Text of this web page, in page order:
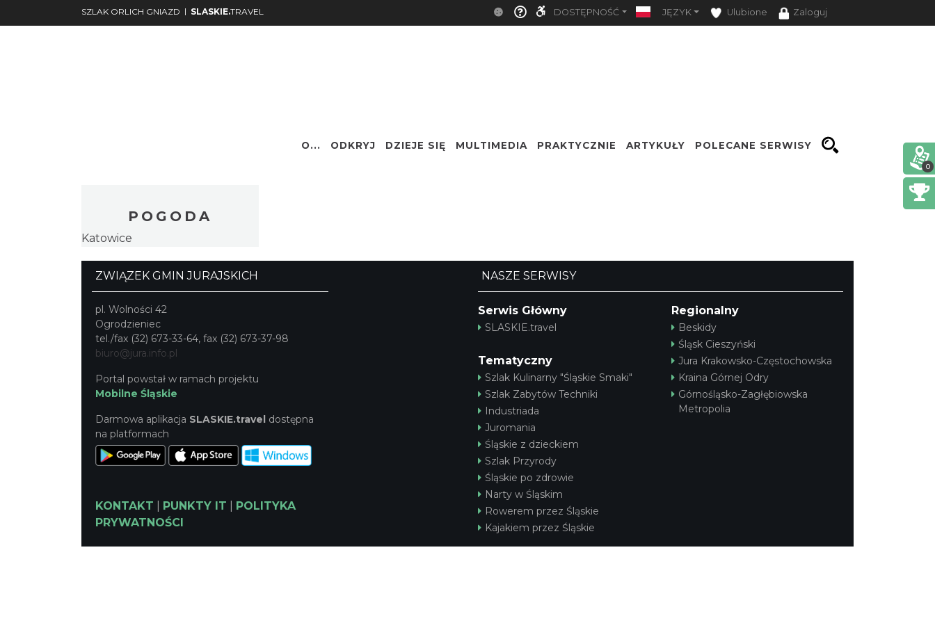
SZLAK ORLICH GNIAZD | SLASKIE.TRAVEL DOSTĘPNOŚĆ JĘZYK Ulubione Zaloguj
O... ODKRYJ DZIEJE SIĘ MULTIMEDIA PRAKTYCZNIE ARTYKUŁY POLECANE SERWISY
POGODA
Katowice
ZWIĄZEK GMIN JURAJSKICH
pl. Wolności 42
Ogrodzieniec
tel./fax (32) 673-33-64, fax (32) 673-37-98
biuro@jura.info.pl
Portal powstał w ramach projektu
Mobilne Śląskie
Darmowa aplikacja SLASKIE.travel dostępna
na platformach
KONTAKT PUNKTY IT
POLITYKA
PRYWATNOŚCI
NASZE SERWISY
Serwis Główny
SLASKIE.travel
Tematyczny
Szlak Kulinarny "Śląskie Smaki"
Szlak Zabytów Techniki
Industriada
Juromania
Śląskie z dzieckiem
Szlak Przyrody
Śląskie po zdrowie
Narty w Śląskim
Rowerem przez Śląskie
Kajakiem przez Śląskie
Regionalny
Beskidy
Śląsk Cieszyński
Jura Krakowsko-Częstochowska
Kraina Górnej Odry
Górnośląsko-Zagłębiowska
Metropolia
0